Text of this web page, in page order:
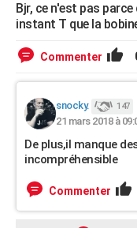
Bjr, ce n'est pas
instant T que la
Commenter
snocky. 147
21 mars 2018 à
De plus,il manque
incompréhensible
Commenter